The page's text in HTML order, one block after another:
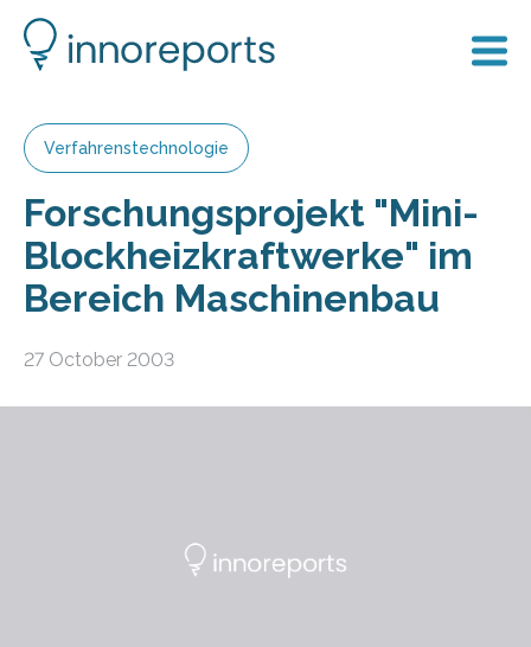
Verfahrenstechnologie
Forschungsprojekt "Mini-
Blockheizkraftwerke" im
Bereich Maschinenbau
27 October 2003